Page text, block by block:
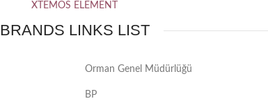
XTEMOS ELEMENT
BRANDS LINKS LIST
Orman Genel Müdürlüğü
BP